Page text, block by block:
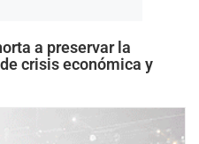
a preservar la
crisis económica y